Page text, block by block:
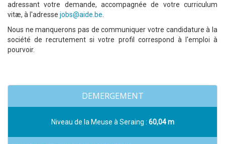
adressant votre demande, accompagnée de votre curriculum
vitæ, à l'adresse jobs@aide.be.
Nous ne manquerons pas de communiquer votre candidature à la
société de recrutement si votre profil correspond à l'emploi à
pourvoir.
DEMERGEMENT
Niveau de la Meuse à Seraing : 60,04 m